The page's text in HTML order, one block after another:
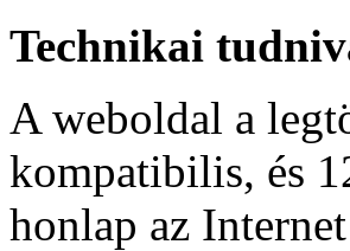
Technikai
A weboldal a
kompatibilis, és
honlap az